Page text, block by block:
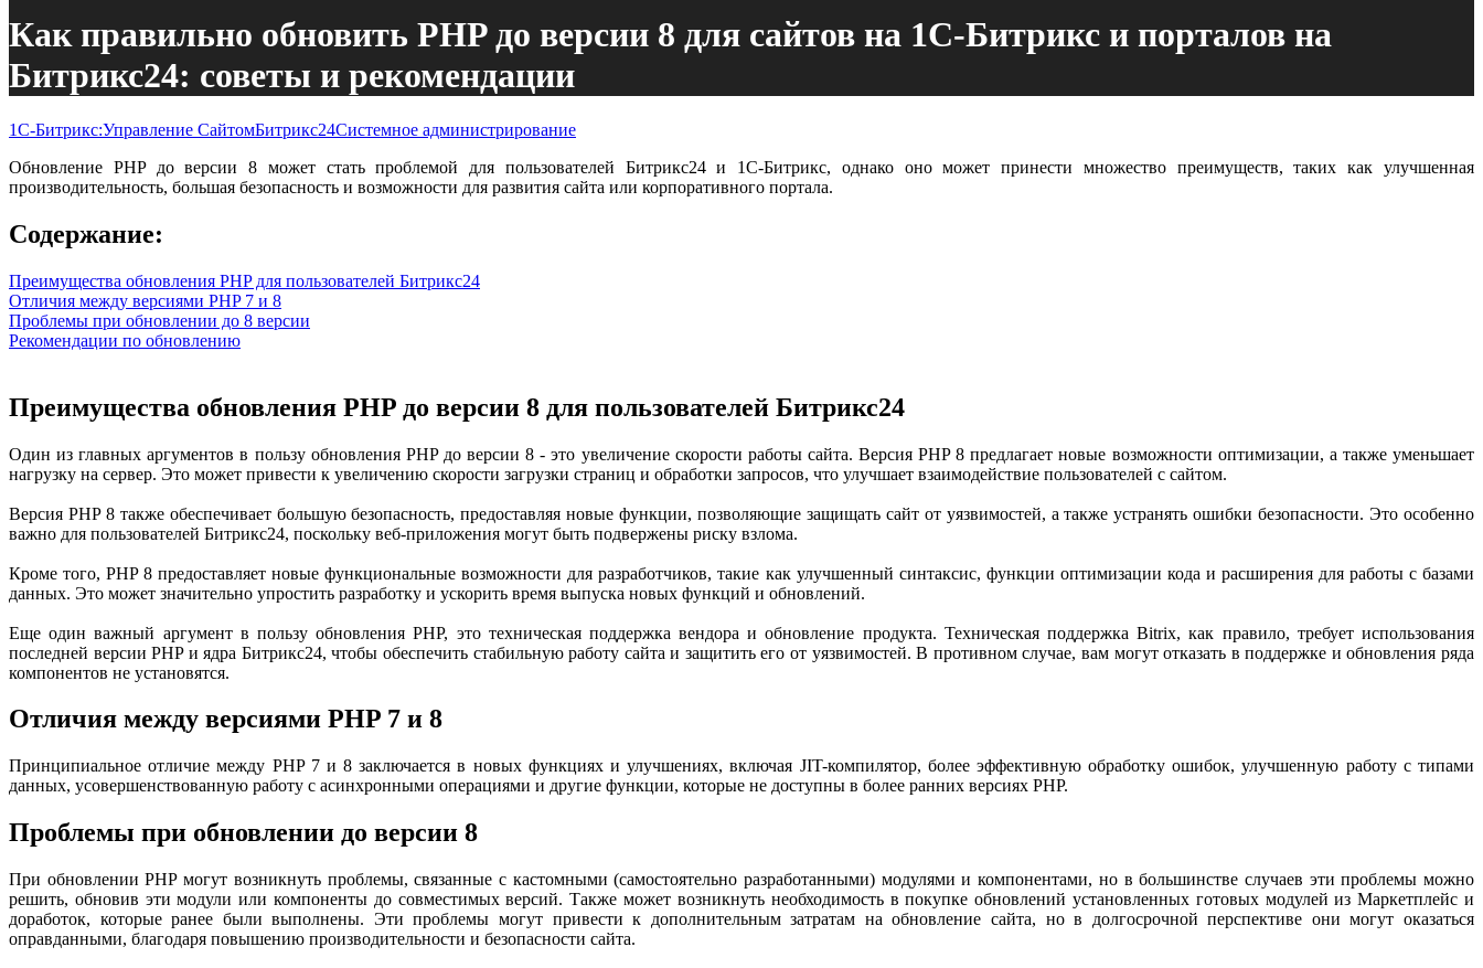
Как правильно обновить PHP до версии 8 для сайтов на 1С-Битрикс и порталов на
Битрикс24: советы и рекомендации
1С-Битрикс:Управление СайтомБитрикс24Системное администрирование
Обновление PHP до версии 8 может стать проблемой для пользователей Битрикс24 и 1С-Битрикс, однако оно может принести множество преимуществ, таких как улучшенная
производительность, большая безопасность и возможности для развития сайта или корпоративного портала.
Содержание:
Преимущества обновления PHP для пользователей Битрикс24
Отличия между версиями PHP 7 и 8
Проблемы при обновлении до 8 версии
Рекомендации по обновлению
Преимущества обновления PHP до версии 8 для пользователей Битрикс24
Один из главных аргументов в пользу обновления PHP до версии 8 - это увеличение скорости работы сайта. Версия PHP 8 предлагает новые возможности оптимизации, а также уменьшает
нагрузку на сервер. Это может привести к увеличению скорости загрузки страниц и обработки запросов, что улучшает взаимодействие пользователей с сайтом.
Версия PHP 8 также обеспечивает большую безопасность, предоставляя новые функции, позволяющие защищать сайт от уязвимостей, а также устранять ошибки безопасности. Это особенно
важно для пользователей Битрикс24, поскольку веб-приложения могут быть подвержены риску взлома.
Кроме того, PHP 8 предоставляет новые функциональные возможности для разработчиков, такие как улучшенный синтаксис, функции оптимизации кода и расширения для работы с базами
данных. Это может значительно упростить разработку и ускорить время выпуска новых функций и обновлений.
Еще один важный аргумент в пользу обновления PHP, это техническая поддержка вендора и обновление продукта. Техническая поддержка Bitrix, как правило, требует использования
последней версии PHP и ядра Битрикс24, чтобы обеспечить стабильную работу сайта и защитить его от уязвимостей. В противном случае, вам могут отказать в поддержке и обновления ряда
компонентов не установятся.
Отличия между версиями PHP 7 и 8
Принципиальное отличие между PHP 7 и 8 заключается в новых функциях и улучшениях, включая JIT-компилятор, более эффективную обработку ошибок, улучшенную работу с типами
данных, усовершенствованную работу с асинхронными операциями и другие функции, которые не доступны в более ранних версиях PHP.
Проблемы при обновлении до версии 8
При обновлении PHP могут возникнуть проблемы, связанные с кастомными (самостоятельно разработанными) модулями и компонентами, но в большинстве случаев эти проблемы можно
решить, обновив эти модули или компоненты до совместимых версий. Также может возникнуть необходимость в покупке обновлений установленных готовых модулей из Маркетплейс и
доработок, которые ранее были выполнены. Эти проблемы могут привести к дополнительным затратам на обновление сайта, но в долгосрочной перспективе они могут оказаться
оправданными, благодаря повышению производительности и безопасности сайта.